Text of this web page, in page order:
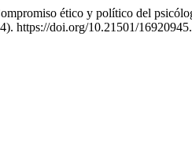
ético y político del
https://doi.org/10.21501/